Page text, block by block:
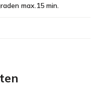
max.15 min.